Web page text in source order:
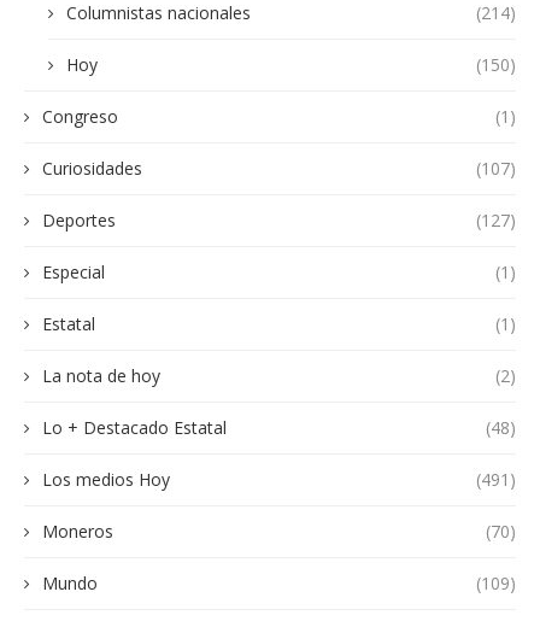
Columnistas nacionales (214)
Hoy (150)
Congreso (1)
Curiosidades (107)
Deportes (127)
Especial (1)
Estatal (1)
La nota de hoy (2)
Lo + Destacado Estatal (48)
Los medios Hoy (491)
Moneros (70)
Mundo (109)